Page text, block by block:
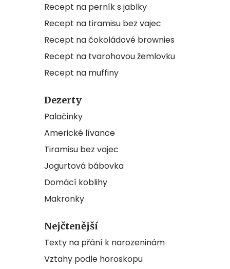
Recept na perník s jablky
Recept na tiramisu bez vajec
Recept na čokoládové brownies
Recept na tvarohovou žemlovku
Recept na muffiny
Dezerty
Palačinky
Americké lívance
Tiramisu bez vajec
Jogurtová bábovka
Domácí koblihy
Makronky
Nejčtenější
Texty na přání k narozeninám
Vztahy podle horoskopu